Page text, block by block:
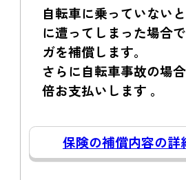
自転車に乗っていない
に遭ってしまった場合
ガを補償します。
さらに自転車事故の場
倍お支払いします 。
保険の補償内容の詳